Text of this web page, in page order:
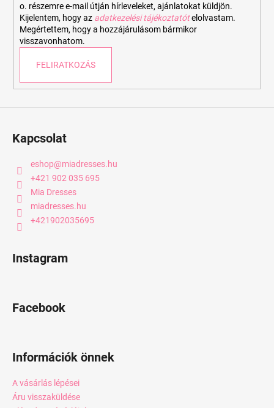
o. részemre e-mail útján hírleveleket, ajánlatokat küldjön.
Kijelentem, hogy az adatkezelési tájékoztatót elolvastam.
Megértettem, hogy a hozzájárulásom bármikor
visszavonhatom.
FELIRATKOZÁS
Kapcsolat
eshop@miadresses.hu
+421 902 035 695
Mia Dresses
miadresses.hu
+421902035695
Instagram
Facebook
Információk önnek
A vásárlás lépései
Áru visszaküldése